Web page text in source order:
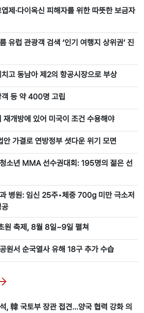
제·다이옥신 피해자를 위한 따뜻한 보금자
유럽 관광객 검색 ‘인기 여행지 상위권’ 진
고 동남아 제2의 항공시장으로 부상
등 약 400명 고립
재개방에 있어 미국이 조건 수용해야
안 가결로 연방정부 셧다운 위기 모면
소년 MMA 선수권대회: 195명의 젊은 선
병원: 임신 25주•체중 700g 미만 극소저
원 축제, 8월 8일~9일 펼쳐
원서 순국열사 유해 18구 추가 수습
, 韓 국토부 장관 접견…양국 협력 강화 의